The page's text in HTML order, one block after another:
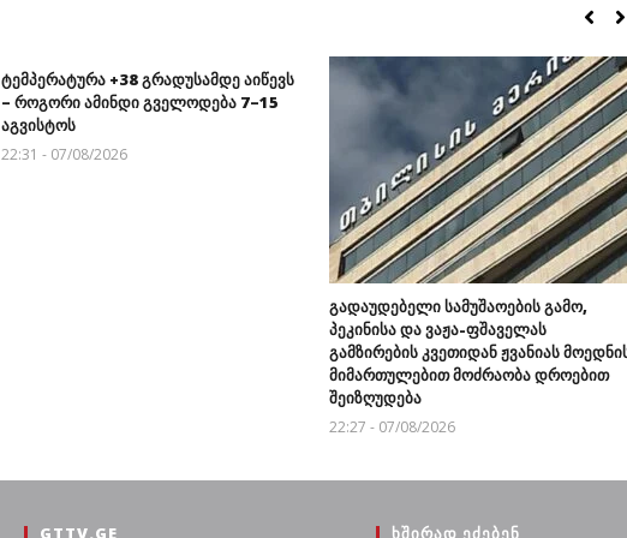
ტემპერატურა +38 გრადუსამდე აიწევს
– როგორი ამინდი გველოდება 7–15
აგვისტოს
22:31 - 07/08/2026
გადაუდებელი სამუშაოების გამო,
პეკინისა და ვაჟა-ფშაველას
გამზირების კვეთიდან ჟვანიას
მიმართულებით მოძრაობა დროებით
შეიზღუდება
22:27 - 07/08/2026
GTTV.GE ᲮᲨᲘᲠᲐᲓ ᲔᲫᲔᲑᲔᲜ